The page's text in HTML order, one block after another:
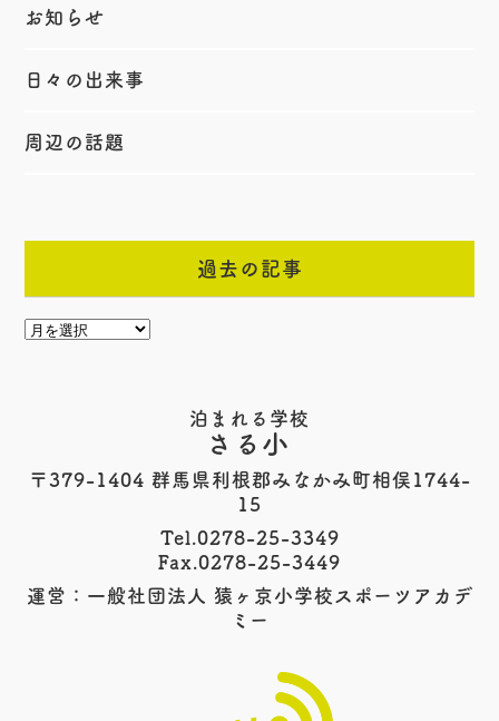
お知らせ
日々の出来事
周辺の話題
過去の記事
泊まれる学校
さる小
〒379-1404 群馬県利根郡みなかみ町相俣1744-
15
Tel.0278-25-3349
Fax.0278-25-3449
運営：一般社団法人 猿ヶ京小学校スポーツアカデ
ミー